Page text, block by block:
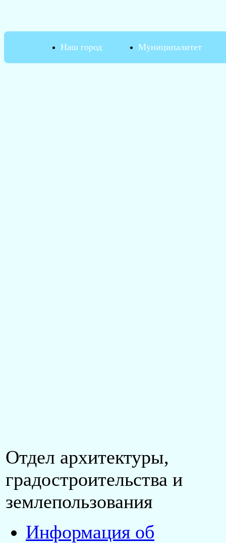
Наш город Муниципалитет
Отдел архитектуры,
градостроительства и
землепользования
Информация об